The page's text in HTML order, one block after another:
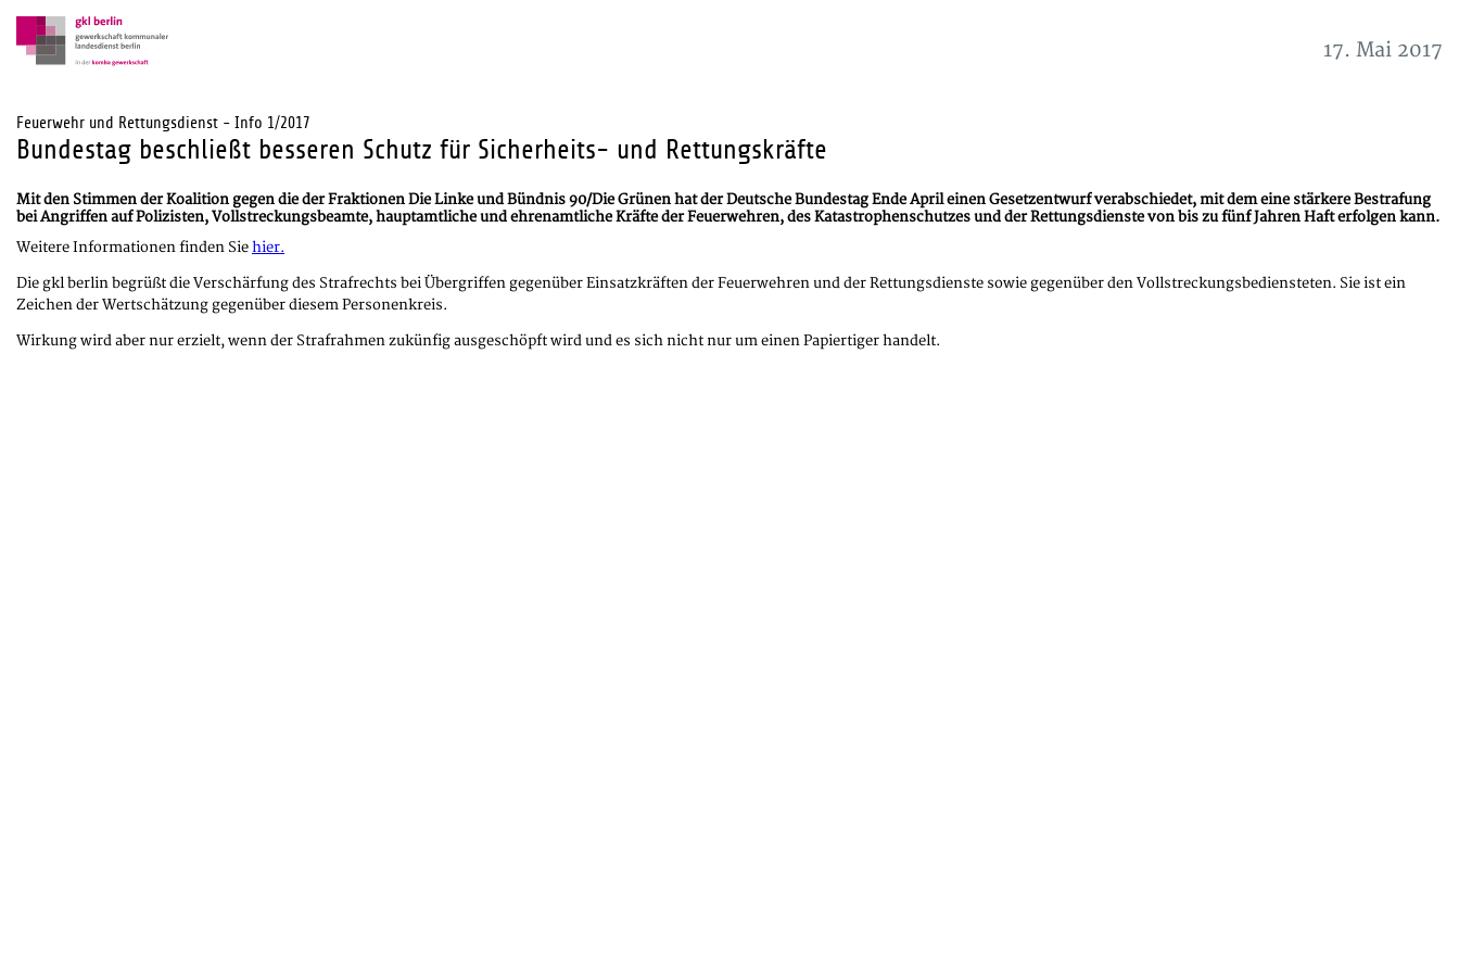
17. Mai 2017
Feuerwehr und Rettungsdienst - Info 1/2017
Bundestag beschließt besseren Schutz für Sicherheits- und Rettungskräfte
Mit den Stimmen der Koalition gegen die der Fraktionen Die Linke und Bündnis 90/Die Grünen hat der Deutsche Bundestag Ende April einen Gesetzentwurf verabschiedet, mit dem eine stärkere Bestrafung
bei Angriffen auf Polizisten, Vollstreckungsbeamte, hauptamtliche und ehrenamtliche Kräfte der Feuerwehren, des Katastrophenschutzes und der Rettungsdienste von bis zu fünf Jahren Haft erfolgen kann.
Weitere Informationen finden Siehier.
Die gkl berlin begrüßt die Verschärfung des Strafrechts bei Übergriffen gegenüber Einsatzkräften der Feuerwehren und der Rettungsdienste sowie gegenüber den Vollstreckungsbediensteten. Sie ist ein
Zeichen der Wertschätzung gegenüber diesem Personenkreis.
Wirkung wird aber nur erzielt, wenn der Strafrahmen zukünfig ausgeschöpft wird und es sich nicht nur um einen Papiertiger handelt.